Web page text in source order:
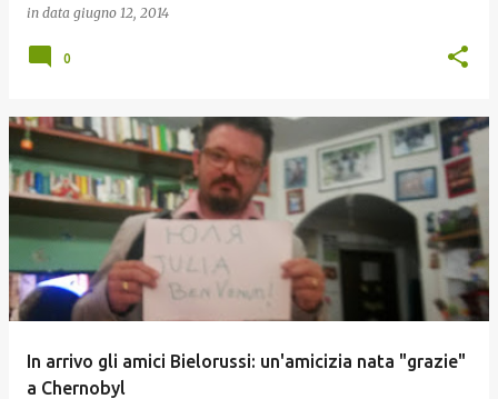
in data giugno 12, 2014
0
In arrivo gli amici Bielorussi: un'amicizia nata "grazie"
a Chernobyl